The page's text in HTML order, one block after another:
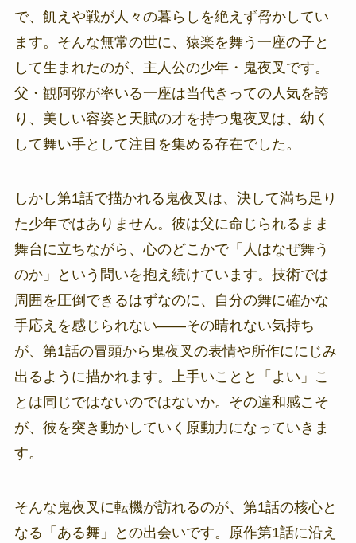
で、飢えや戦が人々の暮らしを絶えず脅かしてい
ます。そんな無常の世に、猿楽を舞う一座の子と
して生まれたのが、主人公の少年・鬼夜叉です。
父・観阿弥が率いる一座は当代きっての人気を誇
り、美しい容姿と天賦の才を持つ鬼夜叉は、幼く
して舞い手として注目を集める存在でした。
しかし第1話で描かれる鬼夜叉は、決して満ち足り
た少年ではありません。彼は父に命じられるまま
舞台に立ちながら、心のどこかで「人はなぜ舞う
のか」という問いを抱え続けています。技術では
周囲を圧倒できるはずなのに、自分の舞に確かな
手応えを感じられない——その晴れない気持ち
が、第1話の冒頭から鬼夜叉の表情や所作ににじみ
出るように描かれます。上手いことと「よい」こ
とは同じではないのではないか。その違和感こそ
が、彼を突き動かしていく原動力になっていきま
す。
そんな鬼夜叉に転機が訪れるのが、第1話の核心と
なる「ある舞」との出会いです。原作第1話に沿え